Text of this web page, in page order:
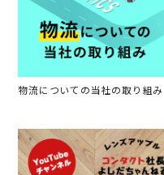
物流についての当社の取り組み